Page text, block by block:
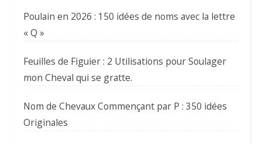
Poulain en 2026 : 150 idées de noms avec la lettre
« Q »
Feuilles de Figuier : 2 Utilisations pour Soulager
mon Cheval qui se gratte.
Nom de Chevaux Commençant par P : 350 idées
Originales